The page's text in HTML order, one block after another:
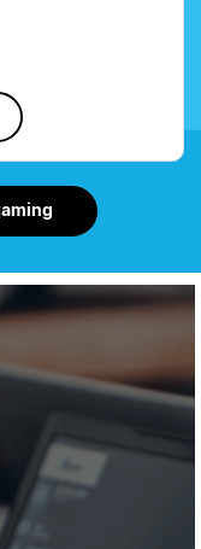
En savoir +